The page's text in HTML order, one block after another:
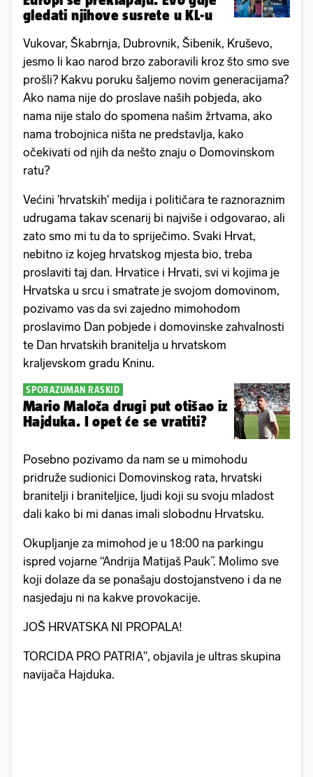
gledati njihove susrete u KL-u
Vukovar, Škabrnja, Dubrovnik, Šibenik, Kruševo,
jesmo li kao narod brzo zaboravili kroz što smo sve
prošli? Kakvu poruku šaljemo novim generacijama?
Ako nama nije do proslave naših pobjeda, ako
nama nije stalo do spomena našim žrtvama, ako
nama trobojnica ništa ne predstavlja, kako
očekivati od njih da nešto znaju o Domovinskom
ratu?
Većini 'hrvatskih' medija i političara te raznoraznim
udrugama takav scenarij bi najviše i odgovarao, ali
zato smo mi tu da to spriječimo. Svaki Hrvat,
nebitno iz kojeg hrvatskog mjesta bio, treba
proslaviti taj dan. Hrvatice i Hrvati, svi vi kojima je
Hrvatska u srcu i smatrate je svojom domovinom,
pozivamo vas da svi zajedno mimohodom
proslavimo Dan pobjede i domovinske zahvalnosti
te Dan hrvatskih branitelja u hrvatskom
kraljevskom gradu Kninu.
SPORAZUMAN RASKID
Mario Maloča drugi put otišao iz
Hajduka. I opet će se vratiti?
Posebno pozivamo da nam se u mimohodu
pridruže sudionici Domovinskog rata, hrvatski
branitelji i braniteljice, ljudi koji su svoju mladost
dali kako bi mi danas imali slobodnu Hrvatsku.
Okupljanje za mimohod je u 18:00 na parkingu
ispred vojarne “Andrija Matijaš Pauk”. Molimo sve
koji dolaze da se ponašaju dostojanstveno i da ne
nasjedaju ni na kakve provokacije.
JOŠ HRVATSKA NI PROPALA!
TORCIDA PRO PATRIA", objavila je ultras skupina
navijača Hajduka.